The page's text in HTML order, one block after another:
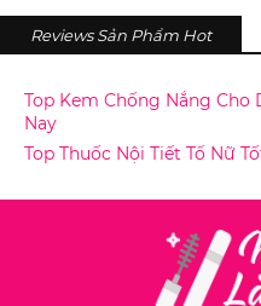
Reviews Sản Phẩm Hot
Top Kem Chống Nắng Cho
Nay
Top Thuốc Nội Tiết Tố Nữ